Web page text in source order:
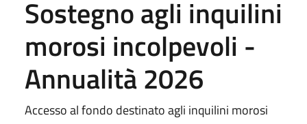
Sostegno agli inquilini
morosi incolpevoli -
Annualità 2026
Accesso al fondo destinato agli inquilini morosi